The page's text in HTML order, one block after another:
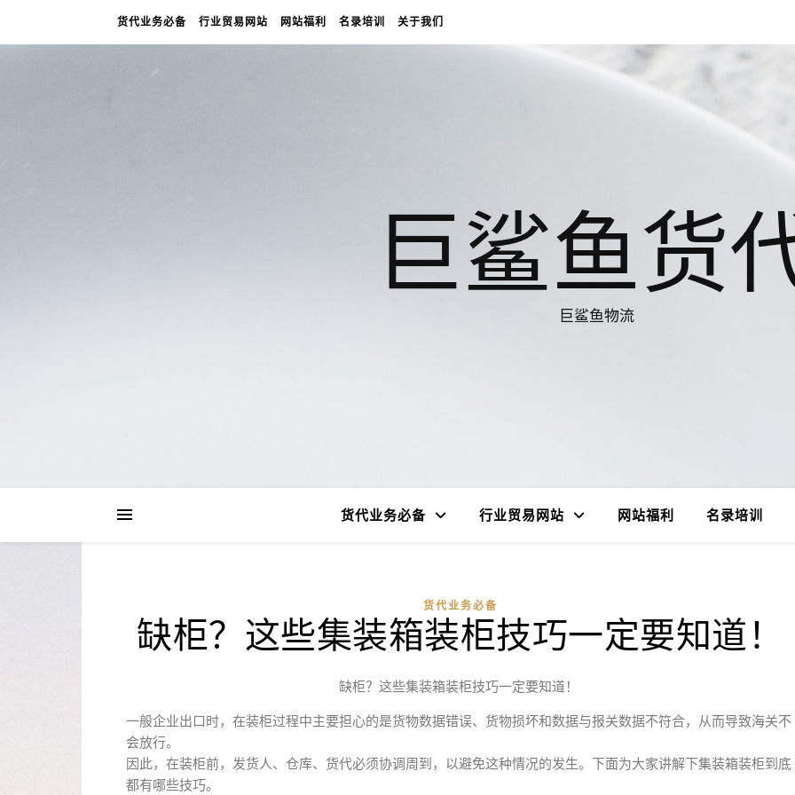
货代业务必备 行业贸易网站 网站福利 名录培训 关于我们
巨鲨鱼货
巨鲨鱼物流
货代业务必备 行业贸易网站 网站福利 名录培训
货代业务必备
缺柜？这些集装箱装柜技巧一定要知道！
缺柜？这些集装箱装柜技巧一定要知道！
一般企业出口时，在装柜过程中主要担心的是货物数据错误、货物损坏和数据与报关数据不符合，从而导致海关不
会放行。
因此，在装柜前，发货人、仓库、货代必须协调周到，以避免这种情况的发生。下面为大家讲解下集装箱装柜到底
都有哪些技巧。